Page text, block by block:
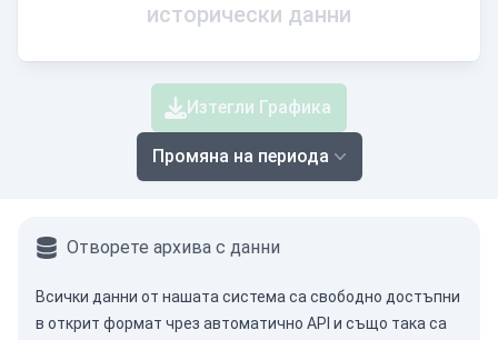
исторически данни
Изтегли Графика
Промяна на периода
Отворете архива с данни
Всички данни от нашата система са свободно достъпни
в открит формат чрез автоматично API и също така са